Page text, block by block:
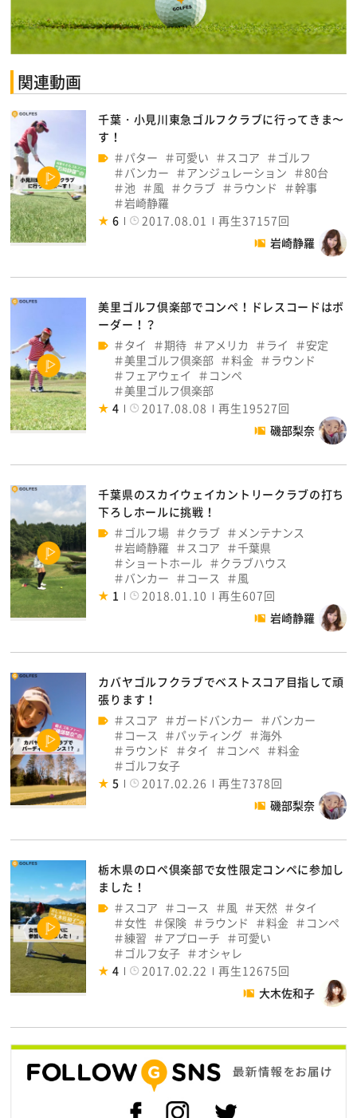
関連動画
千葉・小見川東急ゴルフクラブに行ってきま〜
す！
パター
可愛い スコア
ゴルフ
バンカー
アンジュレーション
80台
池
風 クラブ ラウンド
幹事
岩崎静羅
6
2017.08.01
再生37157回
岩崎静羅
美里ゴルフ倶楽部でコンペ！ドレスコードはボ
ーダー！？
タイ
期待 アメリカ ライ
安定
美里ゴルフ倶楽部
料金
ラウンド
フェアウェイ
コンペ
美里ゴルフ倶楽部
4
2017.08.08
再生19527回
磯部梨奈
千葉県のスカイウェイカントリークラブの打ち
下ろしホールに挑戦！
ゴルフ場
クラブ
メンテナンス
岩崎静羅
スコア
千葉県
ショートホール
クラブハウス
バンカー
コース
風
1
2018.01.10
再生607回
岩崎静羅
カバヤゴルフクラブでベストスコア目指して頑
張ります！
スコア
ガードバンカー
バンカー
コース
パッティング
海外
ラウンド
タイ コンペ
料金
ゴルフ女子
5
2017.02.26
再生7378回
磯部梨奈
栃木県のロペ倶楽部で女性限定コンペに参加し
ました！
スコア
コース 風 天然
タイ
女性
保険 ラウンド 料金
コンペ
練習
アプローチ
可愛い
ゴルフ女子
オシャレ
4
2017.02.22
再生12675回
大木佐和子